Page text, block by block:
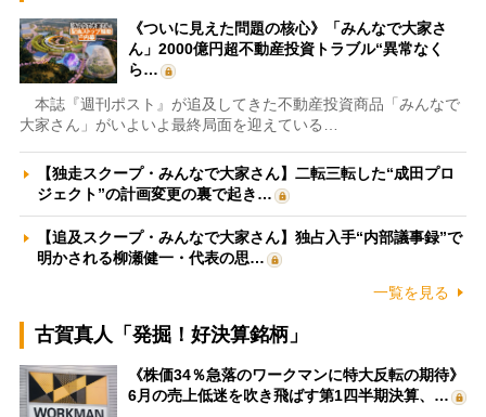
《ついに見えた問題の核心》「みんなで大家さ
ん」2000億円超不動産投資トラブル“異常なく
ら…
本誌『週刊ポスト』が追及してきた不動産投資商品「みんなで
大家さん」がいよいよ最終局面を迎えている…
【独走スクープ・みんなで大家さん】二転三転した“成田プロ
ジェクト”の計画変更の裏で起き…
【追及スクープ・みんなで大家さん】独占入手“内部議事録”で
明かされる柳瀬健一・代表の思…
一覧を見る
古賀真人「発掘！好決算銘柄」
《株価34％急落のワークマンに特大反転の期待》
6月の売上低迷を吹き飛ばす第1四半期決算、…